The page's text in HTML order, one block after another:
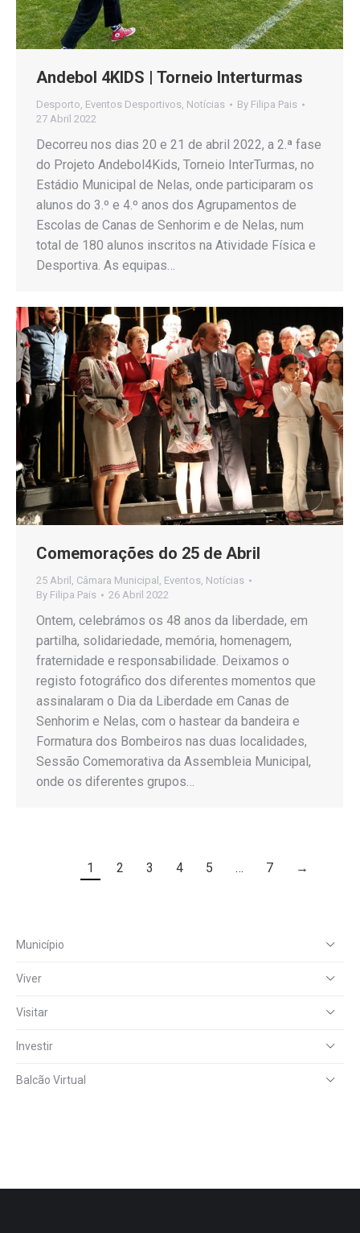
Andebol 4KIDS | Torneio Interturmas
Desporto Eventos Desportivos Notícias By Filipa Pais
27 Abril 2022
Decorreu nos dias 20 e 21 de abril 2022, a 2.ª fase
do Projeto Andebol4Kids, Torneio InterTurmas, no
Estádio Municipal de Nelas, onde participaram os
alunos do 3.º e 4.º anos dos Agrupamentos de
Escolas de Canas de Senhorim e de Nelas, num
total de 180 alunos inscritos na Atividade Física e
Desportiva. As equipas…
Comemorações do 25 de Abril
25 Abril , Câmara Municipal , Eventos, Notícias
By Filipa Pais 26 Abril 2022
Ontem, celebrámos os 48 anos da liberdade, em
partilha, solidariedade, memória, homenagem,
fraternidade e responsabilidade. Deixamos o
registo fotográfico dos diferentes momentos que
assinalaram o Dia da Liberdade em Canas de
Senhorim e Nelas, com o hastear da bandeira e
Formatura dos Bombeiros nas duas localidades,
Sessão Comemorativa da Assembleia Municipal,
onde os diferentes grupos…
1 2 3 4 5 … 7 →
Município
Viver
Visitar
Investir
Balcão Virtual